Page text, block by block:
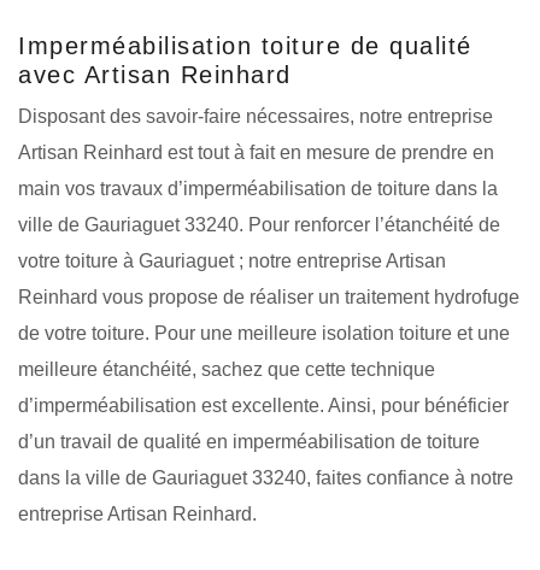
Imperméabilisation toiture de qualité
avec Artisan Reinhard
Disposant des savoir-faire nécessaires, notre entreprise
Artisan Reinhard est tout à fait en mesure de prendre en
main vos travaux d’imperméabilisation de toiture dans la
ville de Gauriaguet 33240. Pour renforcer l’étanchéité de
votre toiture à Gauriaguet ; notre entreprise Artisan
Reinhard vous propose de réaliser un traitement hydrofuge
de votre toiture. Pour une meilleure isolation toiture et une
meilleure étanchéité, sachez que cette technique
d’imperméabilisation est excellente. Ainsi, pour bénéficier
d’un travail de qualité en imperméabilisation de toiture
dans la ville de Gauriaguet 33240, faites confiance à notre
entreprise Artisan Reinhard.